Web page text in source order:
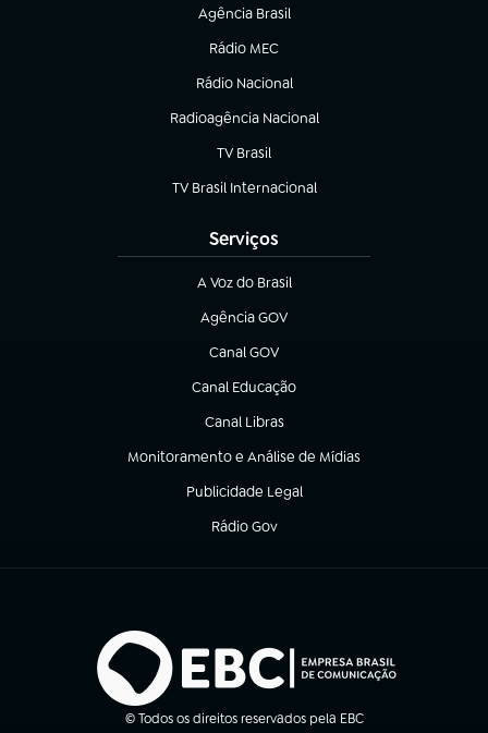
Agência Brasil
(abre em nova aba)
Rádio MEC
(abre em nova aba)
Rádio Nacional
Radioagência Nacional
(abre em nova aba)
TV Brasil
(abre em nova aba)
TV Brasil Internacional
(abre em nova aba)
Serviços
A Voz do Brasil
(abre em nova aba)
Agência GOV
(abre em nova aba)
Canal GOV
(abre em nova aba)
Canal Educação
(abre em nova aba)
Canal Libras
(abre em nova aba)
Monitoramento e Análise de Mídias
(abre em nova aba)
Publicidade Legal
(abre em nova aba)
Rádio Gov
(abre em nova aba)
© Todos os direitos reservados pela EBC